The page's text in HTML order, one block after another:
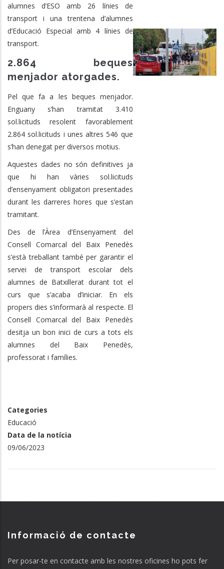
alumnes d’ESO amb 26 línies de
transport i una trentena d’alumnes
d’Educació Especial amb 4 línies de
transport.
2.864 beques
menjador atorgades.
Pel que fa a les beques menjador.
Enguany s’han tramitat 3.410
sol.licituds resolent favorablement
2.864 sol.licituds i unes altres 546 que
s’han denegat per diversos motius.
Aquestes dades no són definitives ja
que hi han vàries sol.licituds
d’ensenyament obligatori presentades
durant les darreres hores que s’estan
tramitant.
Des de l’Àrea d’Ensenyament del
Consell Comarcal del Baix Penedès
s’està treballant també per garantir el
servei de transport escolar dels
alumnes de Batxillerat durant tot el
curs que s’acaba d’iniciar. En els
propers dies s’informarà al respecte. El
Consell Comarcal del Baix Penedès
desitja un bon inici de curs a tots els
alumnes del Baix Penedès,
professorat i famílies.
Categories
Educació
Data de la notícia
09/06/2023
Informació de contacte
Per posar-te en contacte amb les nostres oficines ho pots fer